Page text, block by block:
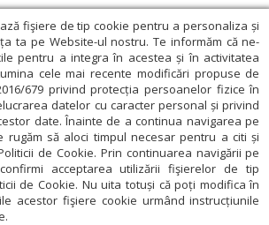
fişiere de tip cookie pentru a personaliza și
ta pe Website-ul nostru. Te informăm că ne-
pentru a integra în acestea și în activitatea
cele mai recente modificări propuse de
679 privind protecția persoanelor fizice în
datelor cu caracter personal și privind
date. Înainte de a continua navigarea pe
rugăm să aloci timpul necesar pentru a citi și
de Cookie. Prin continuarea navigării pe
acceptarea utilizării fişierelor de tip
de Cookie. Nu uita totuși că poți modifica în
acestor fişiere cookie urmând instrucțiunile